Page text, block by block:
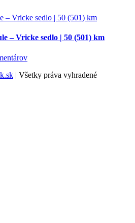
– Vricke sedlo | 50 (501) km
– Vricke sedlo | 50 (501) km
| Všetky práva vyhradené